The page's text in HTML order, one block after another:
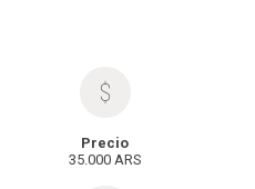
Precio
35.000 ARS